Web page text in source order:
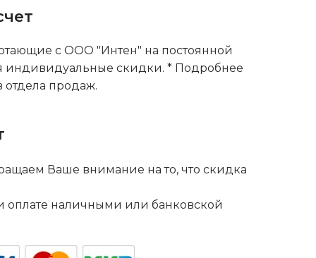
с ООО "Интен" на постоянной
индивидуальные скидки. * Подробнее
отдела продаж.
Ваше внимание на то, что скидка
оплате наличными или банковской